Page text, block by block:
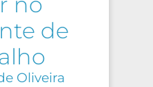
de
Oliveira